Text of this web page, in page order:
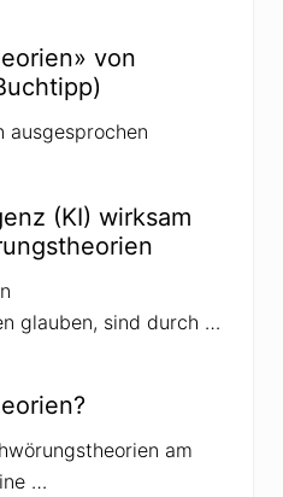
von
ausgesprochen
(KI) wirksam
glauben, sind durch …
am
…